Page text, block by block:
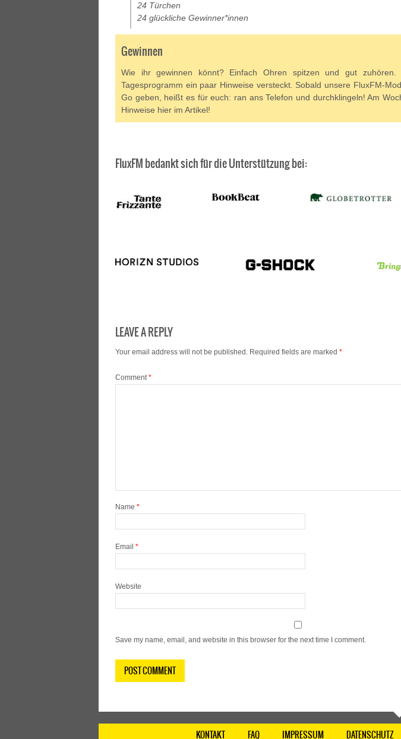
24 Türchen
24 glückliche Gewinner*innen
Gewinnen
Wie ihr gewinnen könnt? Einfach Ohren spitzen und gut
Tagesprogramm ein paar Hinweise versteckt. Sobald unsere FluxFM-
Go geben, heißt es für euch: ran ans Telefon und durchklingeln! Am
Hinweise hier im Artikel!
FluxFM bedankt sich für die Unterstützung bei:
LEAVE A REPLY
Your email address will not be published. Required fields are marked *
Comment*
Name *
Email *
Website
Save my name, email, and website in this browser for the next time I comment.
KONTAKT FAQ IMPRESSUM DATENSCHUTZ